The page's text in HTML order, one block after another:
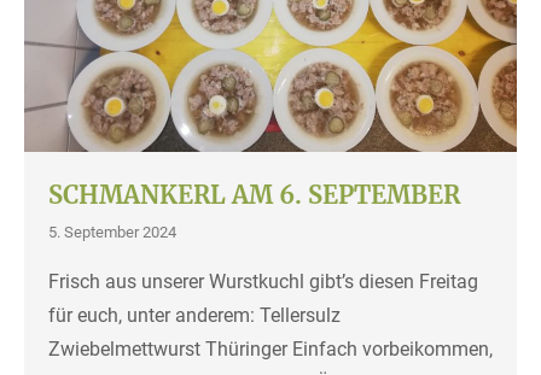
SCHMANKERL AM 6. SEPTEMBER
5. September 2024
Frisch aus unserer Wurstkuchl gibt’s diesen Freitag
für euch, unter anderem: Tellersulz
Zwiebelmettwurst Thüringer Einfach vorbeikommen,